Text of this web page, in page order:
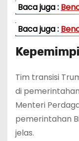
Baca juga :
Baca juga :
Tim transisi
di
Menteri
pemerintahan
jelas.